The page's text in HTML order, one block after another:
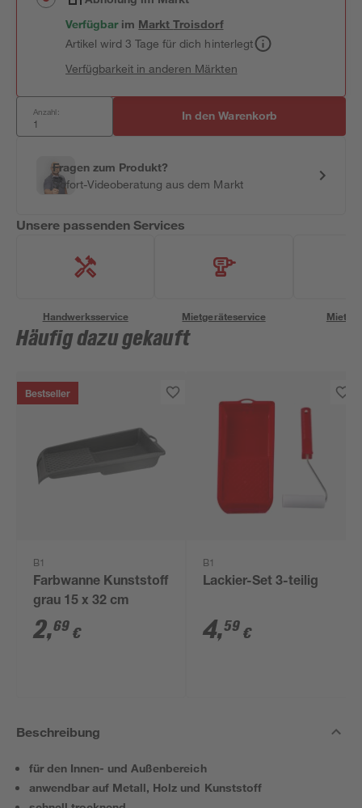
Verfügbar im MarktTroisdorf
Artikel wird 3 Tage für dich hinterlegt
Verfügbarkeit in anderen Märkten
Anzahl: In den Warenkorb
Fragen zum Produkt?
Sofort-Videoberatung aus dem Markt
Unsere passenden Services
Handwerksservice Mietgeräteservice
Häufig dazu gekauft
Bestseller
B1
Farbwanne Kunststoff
grau 15 x 32 cm
2,69 €
B1
Lackier-Set 3-teilig
4,59 €
Beschreibung
für den Innen- und Außenbereich
anwendbar auf Metall, Holz und Kunststoff